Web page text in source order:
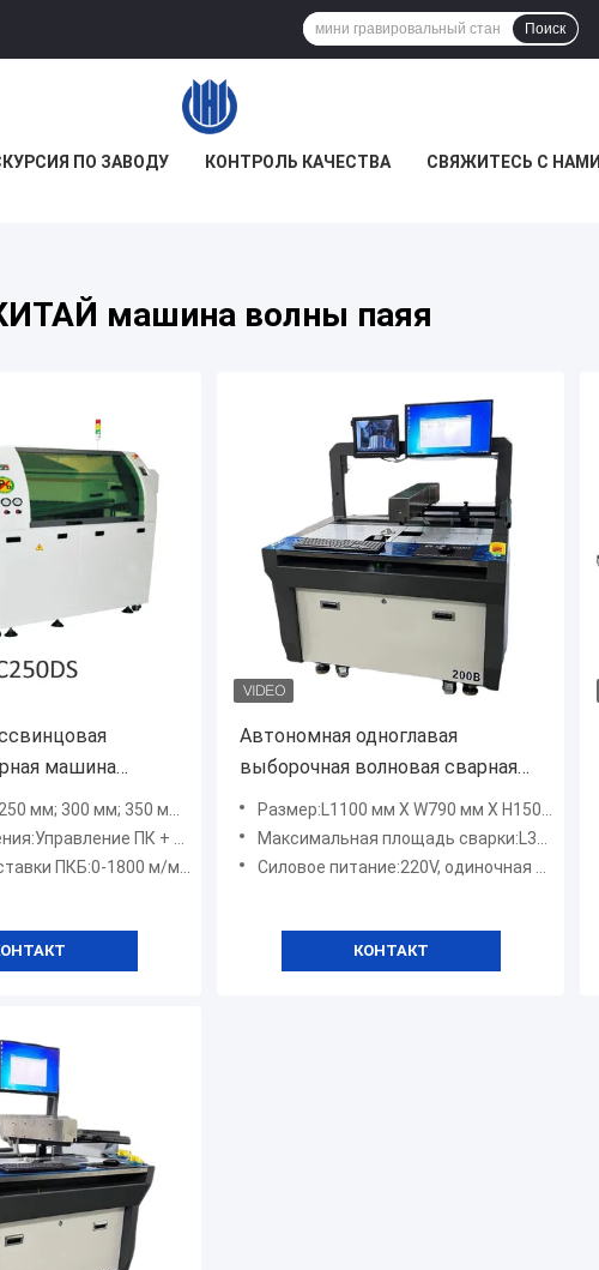
Поиск
ПО ЗАВОДУ КОНТРОЛЬ КАЧЕСТВА СВЯЖИТЕСЬ С НАМИ
машина волны паяя
машина
PC350DS для
линии PCB
300 мм; 350 мм (3 модели)
ПК + ПЛК
м/мин; 0-1800 м/мин; 0-2000 м/мин (3 модели)
Автономная одноглавая
выборочная волновая сварная
машина промышленное
управление ПК 200B
Размер:L1100 мм X W790 мм X H1500 мм
Максимальная площадь сварки:L350 x W250 мм
Силовое питание:220V, одиночная фаза
КОНТАКТ